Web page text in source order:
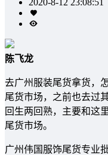
陈飞龙
去广州服装尾货拿货，
尾货市场，之前也去过
回生两回熟，主要和这
尾货市场。
广州伟国服饰尾货专业